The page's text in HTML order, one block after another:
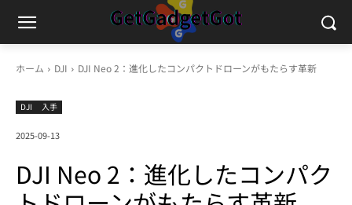
ホーム DJI DJI Neo 2：進化したコンパクトドローンがもたらす革新
DJI 入手
2025-09-13
DJI Neo 2：進化したコンパク